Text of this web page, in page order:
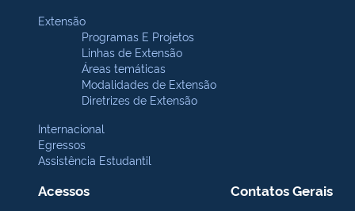
Extensão
Programas E Projetos
Linhas de Extensão
Áreas temáticas
Modalidades de Extensão
Diretrizes de Extensão
Internacional
Egressos
Assistência Estudantil
Acessos Contatos Gerais